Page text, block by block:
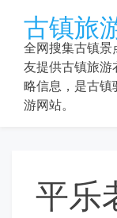
content
古镇旅
全网搜集古镇景
友提供古镇旅游
略信息，是古镇
游网站。
平乐